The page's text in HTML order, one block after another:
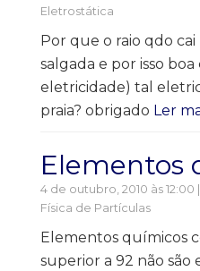
Eletrostática
Por que o raio qdo
salgada e por isso
eletricidade) tal
praia? obrigado Ler
Elementos
4 de outubro, 2010 às
Física de Partículas
Elementos químicos
superior a 92 não são